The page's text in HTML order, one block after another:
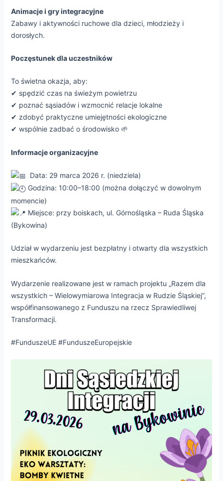
Animacje i gry integracyjne
Zabawy i aktywności ruchowe dla dzieci, młodzieży i
dorosłych.
Poczęstunek dla uczestników
To świetna okazja, aby:
✔ spędzić czas na świeżym powietrzu
✔ poznać sąsiadów i wzmocnić relacje lokalne
✔ zdobyć praktyczne umiejętności ekologiczne
✔ wspólnie zadbać o środowisko 🌱
Informacje organizacyjne
Data: 29 marca 2026 r. (niedziela)
Godzina: 10:00–18:00 (można dołączyć w dowolnym
momencie)
Miejsce: przy boiskach, ul. Górnośląska – Ruda Śląska
(Bykowina)
Udział w wydarzeniu jest bezpłatny i otwarty dla wszystkich
mieszkańców.
Wydarzenie realizowane jest w ramach projektu „Razem dla
wszystkich – Wielowymiarowa Integracja w Rudzie Śląskiej”,
współfinansowanego z Funduszu na rzecz Sprawiedliwej
Transformacji.
#FunduszeUE #FunduszeEuropejskie